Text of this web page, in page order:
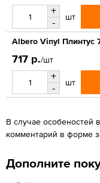
+
-
шт
Albero Vinyl Плинтус
717 р./шт
+
-
шт
В случае особеностей
комментарий в форме
Дополните